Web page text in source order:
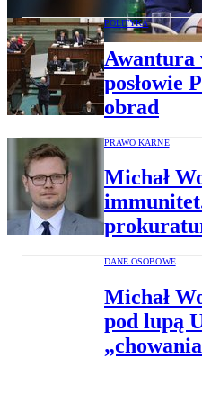
POLITYKA
Awantura
posłowie
obrad
PRAWO KARNE
Michał
DANE OSOBOWE
Michał
pod lupą